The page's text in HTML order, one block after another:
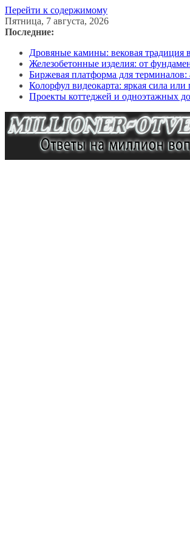
Перейти к содержимому
Пятница, 7 августа, 2026
Последние:
Дровяные камины: вековая традиция
Железобетонные изделия: от
Биржевая платформа для терминалов:
Колорфул видеокарта: яркая сила или
Проекты коттеджей и одноэтажных